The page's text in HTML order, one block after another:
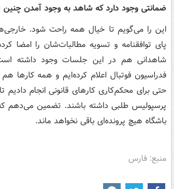
ضمانتی وجود دارد که شاهد به وجود آمدن چنین
این را می‌گویم تا خیال همه راحت شود.
پای توافقنامه و تسویه مطالبات‌شان را امضا
شاهدانی هم در این جلسات وجود داشته
فدراسیون فوتبال اعلام کرده‌ایم و همه کارها
حتی برای محکم‌کاری کارهای قانونی انجام دادیم تا
پرسپولیس طلبی داشته باشند. تضمین می‌دهم
باشگاه هیچ پرونده‌ای باقی نخواهد ماند.
منبع: فارس